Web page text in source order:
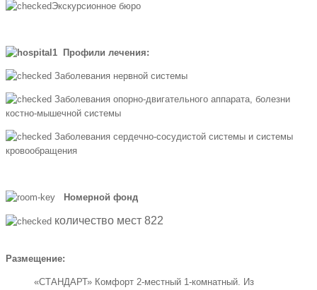
Экскурсионное бюро
Профили лечения:
Заболевания нервной системы
Заболевания опорно-двигательного аппарата, болезни
костно-мышечной системы
Заболевания сердечно-сосудистой системы и системы
кровообращения
Номерной фонд
количество мест 822
Размещение:
«СТАНДАРТ» Комфорт 2-местный 1-комнатный. Из